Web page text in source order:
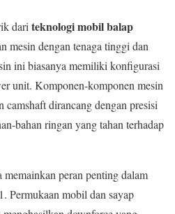
dariteknologi mobil balap
mesin dengan tenaga tinggi dan
ini biasanya memiliki konfigurasi
unit. Komponen-komponen mesin
camshaft dirancang dengan presisi
bahan ringan yang tahan terhadap
peran penting dalam
Permukaan mobil dan sayap